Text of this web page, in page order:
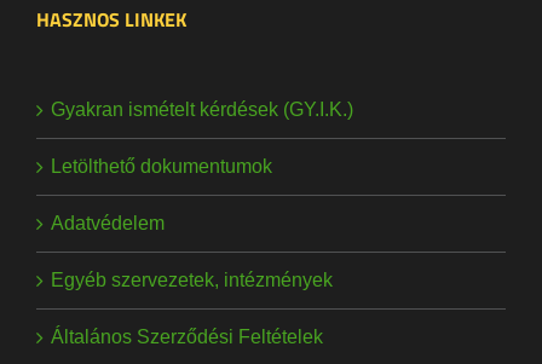
HASZNOS LINKEK
Gyakran ismételt kérdések (GY.I.K.)
Letölthető dokumentumok
Adatvédelem
Egyéb szervezetek, intézmények
Általános Szerződési Feltételek